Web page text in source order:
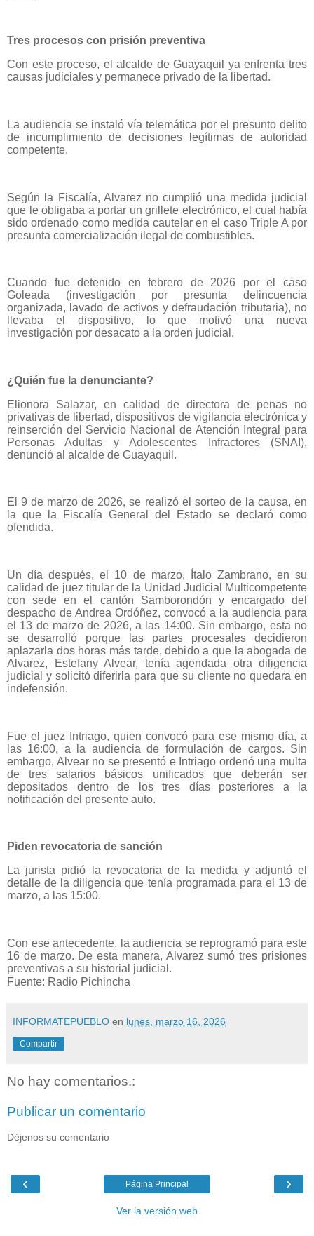
Tres procesos con prisión preventiva
Con este proceso, el alcalde de Guayaquil ya enfrenta tres
causas judiciales y permanece privado de la libertad.
La audiencia se instaló vía telemática por el presunto delito
de incumplimiento de decisiones legítimas de autoridad
competente.
Según la Fiscalía, Alvarez no cumplió una medida judicial
que le obligaba a portar un grillete electrónico, el cual había
sido ordenado como medida cautelar en el caso Triple A por
presunta comercialización ilegal de combustibles.
Cuando fue detenido en febrero de 2026 por el caso
Goleada (investigación por presunta delincuencia
organizada, lavado de activos y defraudación tributaria), no
llevaba el dispositivo, lo que motivó una nueva
investigación por desacato a la orden judicial.
¿Quién fue la denunciante?
Elionora Salazar, en calidad de directora de penas no
privativas de libertad, dispositivos de vigilancia electrónica y
reinserción del Servicio Nacional de Atención Integral para
Personas Adultas y Adolescentes Infractores (SNAI),
denunció al alcalde de Guayaquil.
El 9 de marzo de 2026, se realizó el sorteo de la causa, en
la que la Fiscalía General del Estado se declaró como
ofendida.
Un día después, el 10 de marzo, Ítalo Zambrano, en su
calidad de juez titular de la Unidad Judicial Multicompetente
con sede en el cantón Samborondón y encargado del
despacho de Andrea Ordóñez, convocó a la audiencia para
el 13 de marzo de 2026, a las 14:00. Sin embargo, esta no
se desarrolló porque las partes procesales decidieron
aplazarla dos horas más tarde, debido a que la abogada de
Alvarez, Estefany Alvear, tenía agendada otra diligencia
judicial y solicitó diferirla para que su cliente no quedara en
indefensión.
Fue el juez Intriago, quien convocó para ese mismo día, a
las 16:00, a la audiencia de formulación de cargos. Sin
embargo, Alvear no se presentó e Intriago ordenó una multa
de tres salarios básicos unificados que deberán ser
depositados dentro de los tres días posteriores a la
notificación del presente auto.
Piden revocatoria de sanción
La jurista pidió la revocatoria de la medida y adjuntó el
detalle de la diligencia que tenía programada para el 13 de
marzo, a las 15:00.
Con ese antecedente, la audiencia se reprogramó para este
16 de marzo. De esta manera, Alvarez sumó tres prisiones
preventivas a su historial judicial.
Fuente: Radio Pichincha
INFORMATEPUEBLO en lunes, marzo 16, 2026
Compartir
No hay comentarios.:
Publicar un comentario
Déjenos su comentario
‹ ›
Página Principal
Ver la versión web